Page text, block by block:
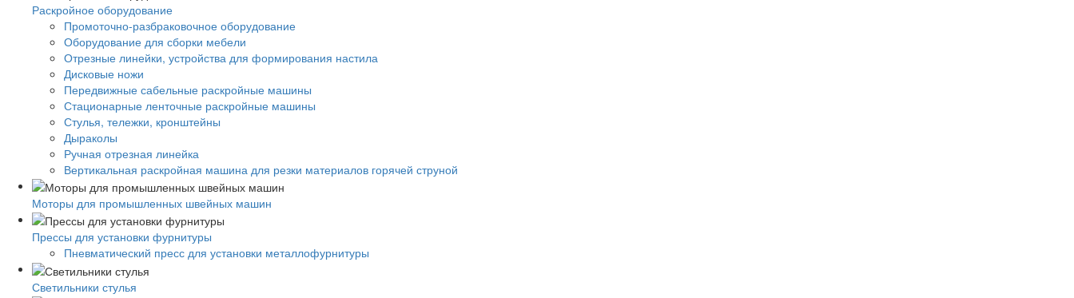
Раскройное оборудование
Промоточно-разбраковочное оборудование
Оборудование для сборки мебели
Отрезные линейки, устройства для формирования настила
Дисковые ножи
Передвижные сабельные раскройные машины
Стационарные ленточные раскройные машины
Стулья, тележки, кронштейны
Дыраколы
Ручная отрезная линейка
Вертикальная раскройная машина для резки материалов горячей струной
Моторы для промышленных швейных машин
Прессы для установки фурнитуры
Пневматический пресс для установки металлофурнитуры
Светильники стулья